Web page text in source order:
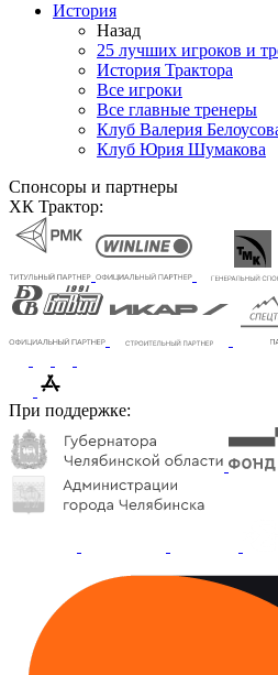
История
Назад
25 лучших игроков и
История Трактора
Все игроки
Все главные тренеры
Клуб Валерия
Клуб Юрия Шумакова
Спонсоры и партнеры
ХК Трактор:
При поддержке: